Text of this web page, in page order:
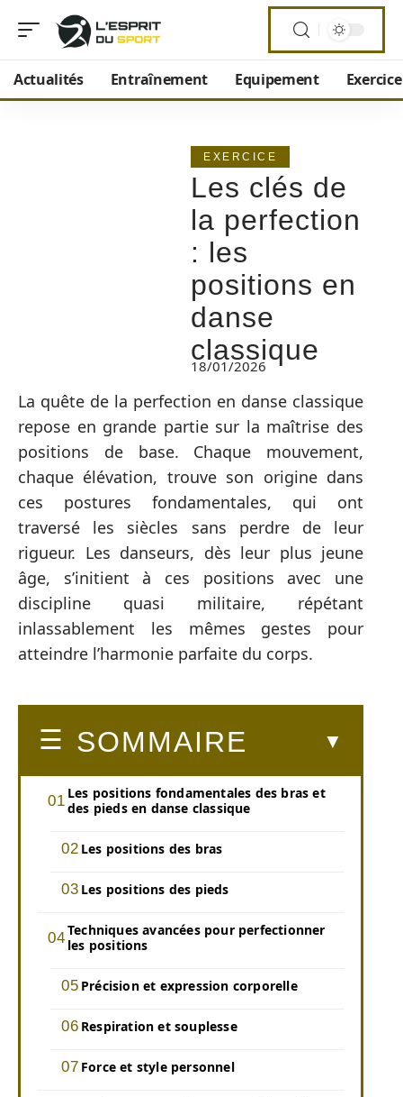
Actualités Entraînement Equipement Exercice
EXERCICE
Les clés de
la perfection
: les
positions en
danse
classique
18/01/2026
La quête de la perfection en danse classique
repose en grande partie sur la maîtrise des
positions de base. Chaque mouvement,
chaque élévation, trouve son origine dans
ces postures fondamentales, qui ont
traversé les siècles sans perdre de leur
rigueur. Les danseurs, dès leur plus jeune
âge, s’initient à ces positions avec une
discipline quasi militaire, répétant
inlassablement les mêmes gestes pour
atteindre l’harmonie parfaite du corps.
SOMMAIRE
Les positions fondamentales des bras et
des pieds en danse classique
Les positions des bras
Les positions des pieds
Techniques avancées pour perfectionner
les positions
Précision et expression corporelle
Respiration et souplesse
Force et style personnel